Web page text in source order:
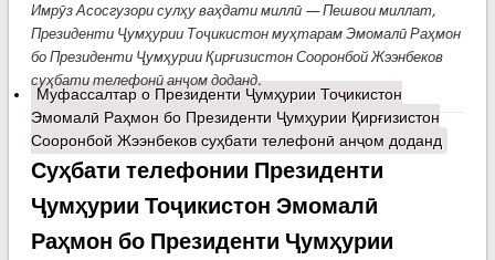
Имрӯз Асосгузори сулҳу ваҳдати миллӣ — Пешвои миллат,
Президенти Ҷумҳурии Тоҷикистон муҳтарам Эмомалӣ Раҳмон
бо Президенти Ҷумҳурии Қирғизистон Сооронбой Жээнбеков
суҳбати телефонӣ анҷом доданд.
Муфассалтаро Президенти Ҷумҳурии Тоҷикистон
Эмомалӣ Раҳмон бо Президенти Ҷумҳурии Қирғизистон
Сооронбой Жээнбеков суҳбати телефонӣ анҷом доданд
Суҳбати телефонии Президенти
Ҷумҳурии Тоҷикистон Эмомалӣ
Раҳмон бо Президенти Ҷумҳурии